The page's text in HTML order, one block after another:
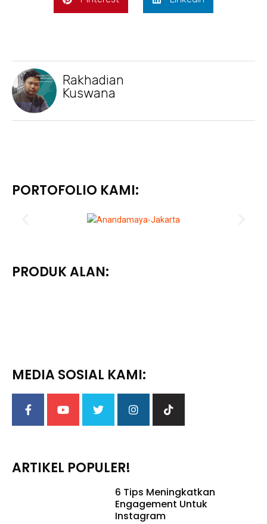
Rakhadian
Kuswana
PORTOFOLIO KAMI:
PRODUK ALAN:
MEDIA SOSIAL KAMI:
ARTIKEL POPULER!
6 Tips Meningkatkan
Engagement Untuk
Instagram